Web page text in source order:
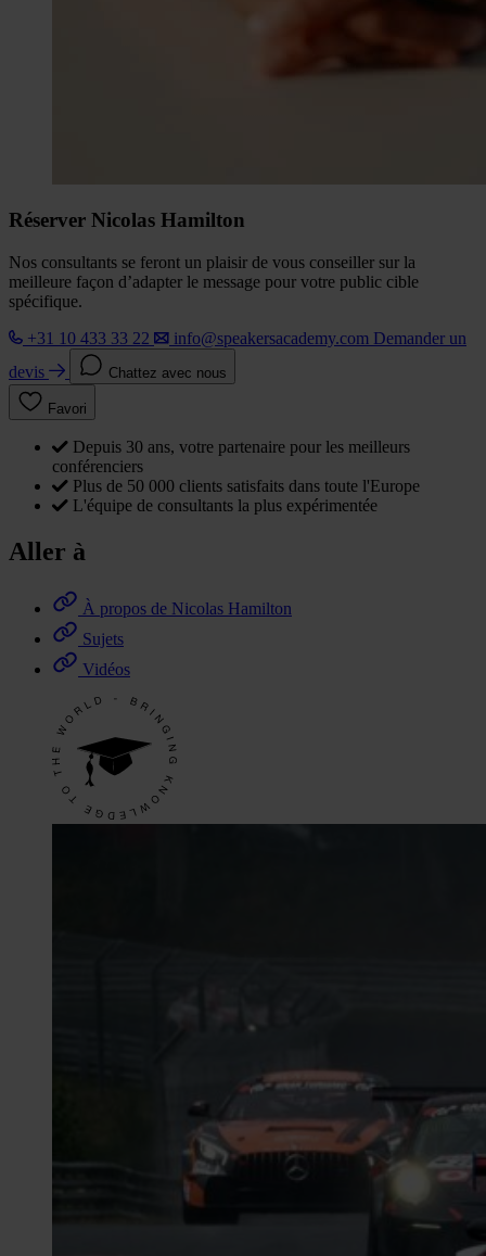
Réserver Nicolas Hamilton
Nos consultants se feront un plaisir de vous conseiller sur la
meilleure façon d’adapter le message pour votre public cible
spécifique.
+31 10 433 33 22
info@speakersacademy.com Demander un
devis
Chattez avec nous
Favori
Depuis 30 ans, votre partenaire pour les meilleurs
conférenciers
Plus de 50 000 clients satisfaits dans toute l'Europe
L'équipe de consultants la plus expérimentée
Aller à
À propos de Nicolas Hamilton
Sujets
Vidéos